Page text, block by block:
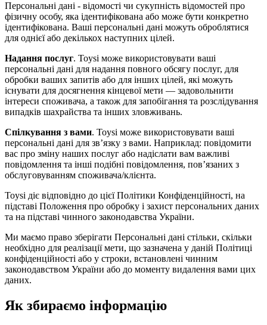
Персональні дані - відомості чи сукупність відомостей про
фізичну особу, яка ідентифікована або може бути конкретно
ідентифікована. Ваші персональні дані можуть оброблятися
для однієї або декількох наступних цілей.
Надання послуг. Toysi може використовувати ваші
персональні дані для надання повного обсягу послуг, для
обробки ваших запитів або для інших цілей, які можуть
існувати для досягнення кінцевої мети — задовольнити
інтереси споживача, а також для запобігання та розслідування
випадків шахрайства та інших зловживань.
Спілкування з вами. Toysi може використовувати ваші
персональні дані для зв’язку з вами. Наприклад: повідомити
вас про зміну наших послуг або надіслати вам важливі
повідомлення та інші подібні повідомлення, пов’язаних з
обслуговуванням споживача/клієнта.
Toysi діє відповідно до цієї Політики Конфіденційності, на
підставі Положення про обробку і захист персональних даних
та на підставі чинного законодавства України.
Ми маємо право зберігати Персональні дані стільки, скільки
необхідно для реалізації мети, що зазначена у даній Політиці
конфіденційності або у строки, встановлені чинним
законодавством України або до моменту видалення вами цих
даних.
Як збираємо інформацію